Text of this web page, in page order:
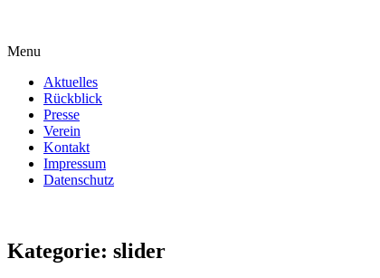
Menu
Aktuelles
Rückblick
Presse
Verein
Kontakt
Impressum
Datenschutz
Kategorie: slider